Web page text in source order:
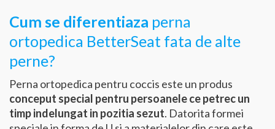
Cum se diferentiaza perna
ortopedica BetterSeat fata de alte
perne?
Perna ortopedica pentru coccis este un produs
conceput special pentru persoanele ce petrec un
timp indelungat in pozitia sezut. Datorita formei